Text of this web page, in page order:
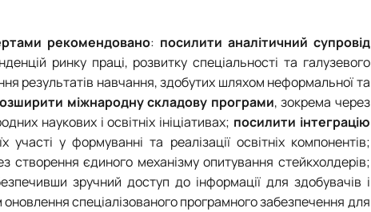
рекомендовано: посилити аналітичний супровід
ринку праці, розвитку спеціальності та галузевого
результатів навчання, здобутих шляхом неформальної та
міжнародну складову програми, зокрема через
наукових і освітніх ініціативах; посилити інтеграцію
у формуванні та реалізації освітніх компонентів;
створення єдиного механізму опитування стейкхолдерів;
зручний доступ до інформації для здобувачів і
спеціалізованого програмного забезпечення для